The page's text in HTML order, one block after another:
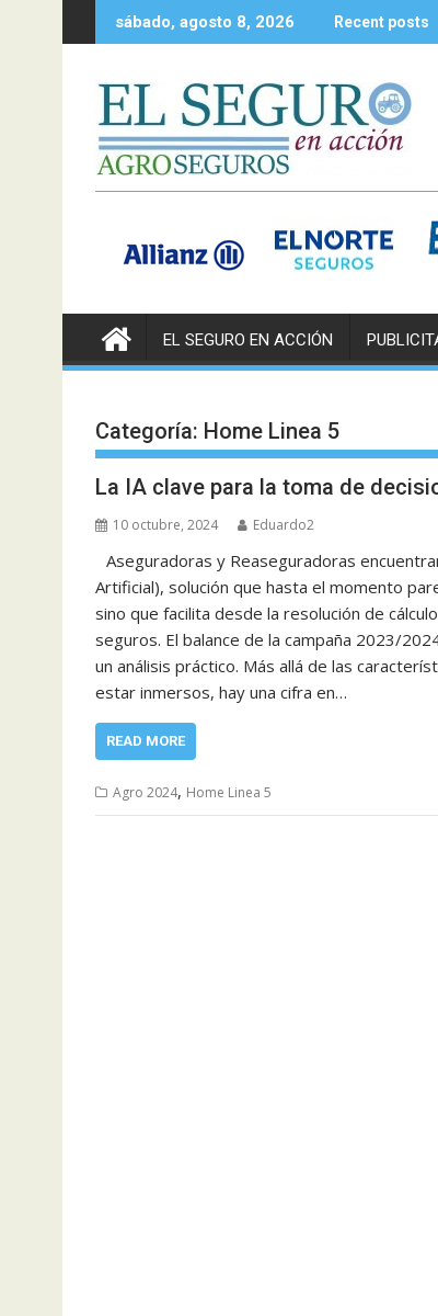
to
sábado, agosto 8, 2026 Recent posts
EL SEGURO EN ACCIÓN
Categoría: Home Linea 5
La IA clave para la toma de
10 octubre, 2024 Eduardo2
Aseguradoras y Reaseguradoras
Artificial), solución que hasta el momento
sino que facilita desde la resolución de
seguros. El balance de la campaña 2023/
un análisis práctico. Más allá de las
estar inmersos, hay una cifra en…
READ MORE
Agro 2024, Home Linea 5